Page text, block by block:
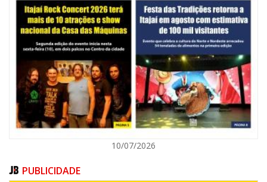
05/08/2026 | 07:00
Balneário Camboriú anuncia novo concurso para Guarda Municipal
POLÍTICA
10/07/2026
PUBLICIDADE